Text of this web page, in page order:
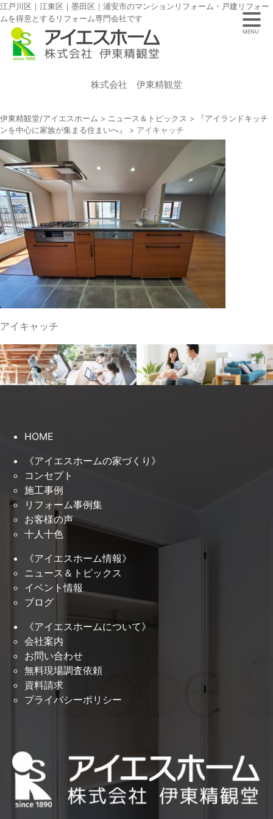
江戸川区｜江東区｜墨田区｜浦安市のマンションリフォーム・戸建リフォー
ムを得意とするリフォーム専門会社です
株式会社 伊東精観堂
伊東精観堂/アイエスホーム > ニュース＆トピックス >
『アイランドキッチ
ンを中心に家族が集まる住まいへ』
> アイキャッチ
アイキャッチ
MENU
HOME
《アイエスホームの家づくり》
コンセプト
施工事例
リフォーム事例集
お客様の声
十人十色
《アイエスホーム情報》
ニュース＆トピックス
イベント情報
ブログ
《アイエスホームについて》
会社案内
お問い合わせ
無料現場調査依頼
資料請求
プライバシーポリシー